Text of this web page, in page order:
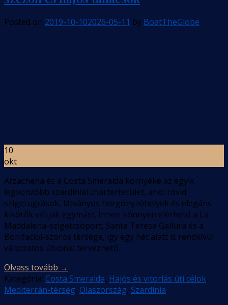
Posted on 2019-10-102026-05-11 by BoatTheGlobe
10
okt
Arzachena és a Costa Smeralda környéke az egyik
legvonzóbb szardíniai charterterület, ahol rövid
szigetugrások, látványos horgonyzóhelyek és elegáns
kikötők váltják egymást. Innen könnyen elérhető a La
Maddalena-szigetcsoport, Santa Teresa Gallura és a
Bonifacioi-szoros térsége, így egy hét alatt is rendkívül
változatos útvonal tervezhető.
Olvass tovább →
Kategória: Costa Smeralda, Hajós és vitorlás úti célok,
Mediterrán-térség, Olaszország, Szardínia